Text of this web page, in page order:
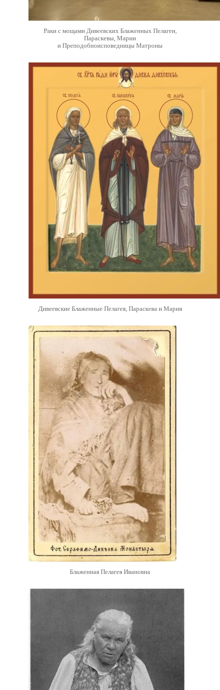
Раки с мощами Дивеевских Блаженных Пелагеи,
Параскевы, Марии
и Преподобноисповедницы Матроны
Дивеевские Блаженные Пелагея, Параскева и Мария
Блаженная Пелагея Ивановна